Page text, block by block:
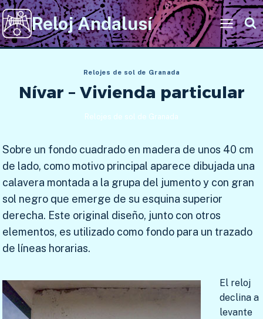
Saltar
al
contenido
Reloj Andalusí
Relojes de sol de Granada
Nívar – Vivienda particular
Relojes de sol de Granada
Sobre un fondo cuadrado en madera de unos 40 cm
de lado, como motivo principal aparece dibujada una
calavera montada a la grupa del jumento y con gran
sol negro que emerge de su esquina superior
derecha. Este original diseño, junto con otros
elementos, es utilizado como fondo para un trazado
de líneas horarias.
El reloj
declina a
levante